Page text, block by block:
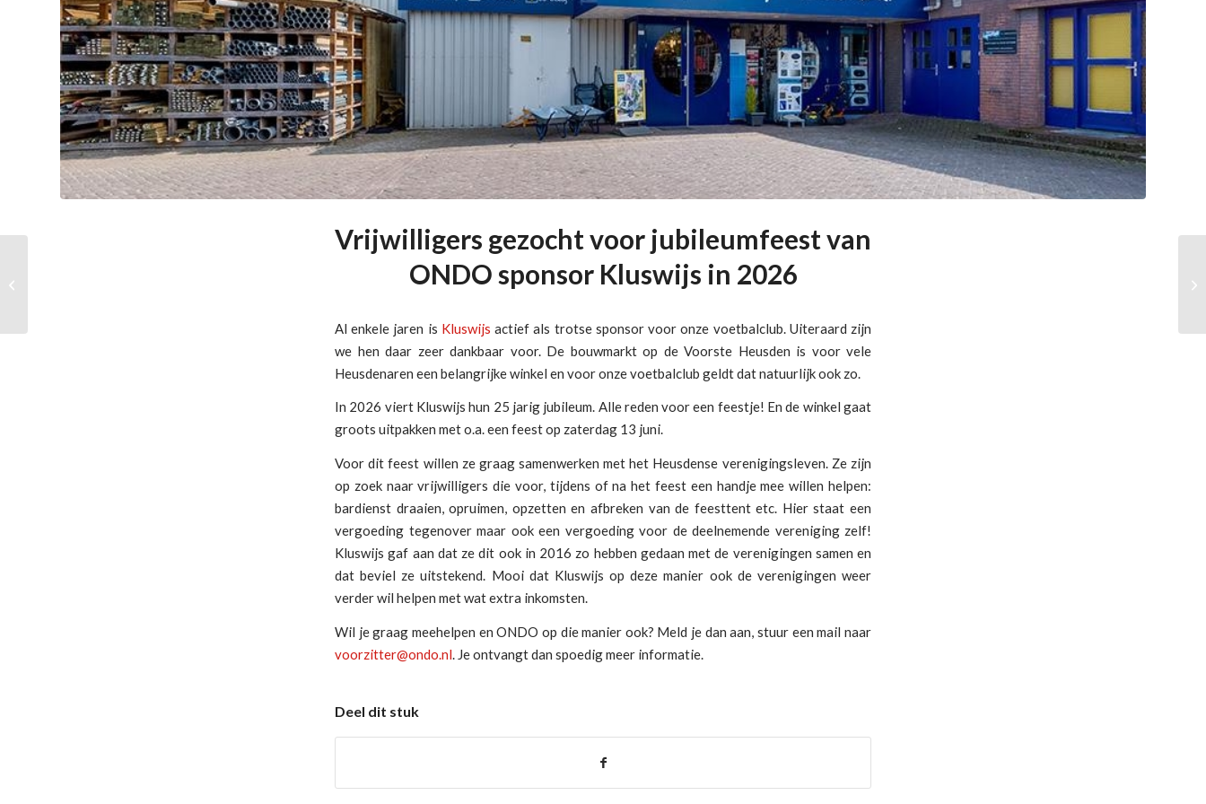
Vrijwilligers gezocht voor jubileumfeest van
ONDO sponsor Kluswijs in 2026
Al enkele jaren is Kluswijs actief als trotse sponsor voor onze voetbalclub. Uiteraard zijn
we hen daar zeer dankbaar voor. De bouwmarkt op de Voorste Heusden is voor vele
Heusdenaren een belangrijke winkel en voor onze voetbalclub geldt dat natuurlijk ook zo.
In 2026 viert Kluswijs hun 25 jarig jubileum. Alle reden voor een feestje! En de winkel gaat
groots uitpakken met o.a. een feest op zaterdag 13 juni.
Voor dit feest willen ze graag samenwerken met het Heusdense verenigingsleven. Ze zijn
op zoek naar vrijwilligers die voor, tijdens of na het feest een handje mee willen helpen:
bardienst draaien, opruimen, opzetten en afbreken van de feesttent etc. Hier staat een
vergoeding tegenover maar ook een vergoeding voor de deelnemende vereniging zelf!
Kluswijs gaf aan dat ze dit ook in 2016 zo hebben gedaan met de verenigingen samen en
dat beviel ze uitstekend. Mooi dat Kluswijs op deze manier ook de verenigingen weer
verder wil helpen met wat extra inkomsten.
Wil je graag meehelpen en ONDO op die manier ook? Meld je dan aan, stuur een mail naar
voorzitter@ondo.nl. Je ontvangt dan spoedig meer informatie.
Deel dit stuk